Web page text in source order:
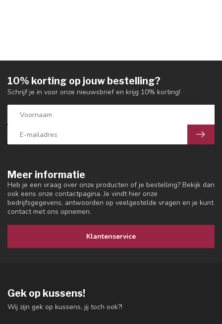
Meer informatie
Heb je een vraag over onze producten of je bestelling? Bekijk dan
ook eens onze contactpagina. Je vindt hier onze
bedrijfsgegevens, antwoorden op veelgestelde vragen en je kunt
contact met ons opnemen.
Klantenservice
10% korting op jouw bestelling?
Schrijf je in voor onze nieuwsbrief en krijg 10% korting!
Gek op kussens!
Wij zijn gek op kussens, jij toch ook?!